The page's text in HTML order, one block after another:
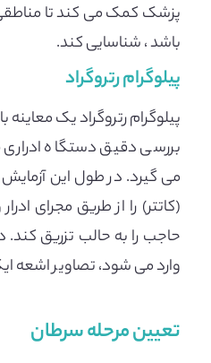
پزشک کمک می کند تا
باشد ، شناسایی کند.
پیلوگرام رتروگراد
پیلوگرام رتروگراد یک
بررسی دقیق دستگاه ادراری
می گیرد. در طول این
(کاتتر) را از طریق مجرای
حاجب را به حالب تزریق کند.
وارد می شود، تصاویر اشعه
تعیین مرحله سرطان